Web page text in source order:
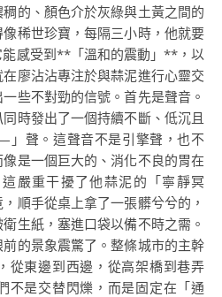
的、顏色介於灰綠與土黃之間的
稀世珍寶，每隔三小時，他就要
能感受到**「溫和的震動」**，以
廖沾沾專注於與蒜泥進行心靈交
些不對勁的信號。首先是聲音。
同時發出了一個持續不斷、低沉且
聲。這聲音不是引擎聲，也不
是一個巨大的、消化不良的胃在
嚴重干擾了他蒜泥的「寧靜冥
順手從桌上拿了一張髒兮兮的，
生紙，塞進口袋以備不時之需。
的景象震驚了。整條城市的主幹
從東邊到西邊，從高架橋到巷弄
不是交替閃爍，而是固定在「通